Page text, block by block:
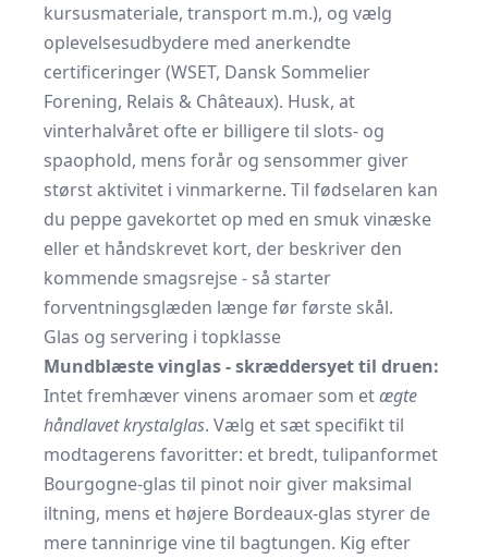
kursusmateriale, transport m.m.), og vælg
oplevelses­udbydere med anerkendte
certificeringer (WSET, Dansk Sommelier
Forening, Relais & Châteaux). Husk, at
vinterhalvåret ofte er billigere til slots- og
spaophold, mens forår og sensommer giver
størst aktivitet i vinmarkerne. Til fødselaren kan
du peppe gavekortet op med en smuk vinæske
eller et håndskrevet kort, der beskriver den
kommende smagsrejse - så starter
forventningsglæden længe før første skål.
Glas og servering i topklasse
Mundblæste vinglas - skræddersyet til druen:
Intet fremhæver vinens aromaer som etægte
håndlavet krystalglas. Vælg et sæt specifikt til
modtagerens favoritter: et bredt, tulipanformet
Bourgogne-glas til pinot noir giver maksimal
iltning, mens et højere Bordeaux-glas styrer de
mere tanninrige vine til bagtungen. Kig efter